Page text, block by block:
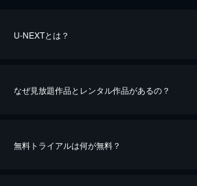
U-NEXTとは？
なぜ見放題作品とレンタル作品があるの？
無料トライアルは何が無料？